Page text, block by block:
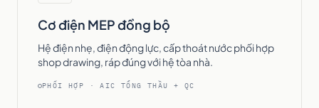
Cơ điện MEP đồng bộ
Hệ điện nhẹ, điện động lực, cấp thoát nước phối hợp
shop drawing, ráp đúng với hệ tòa nhà.
PHỐI HỢP · AIC TỔNG THẦU + QC